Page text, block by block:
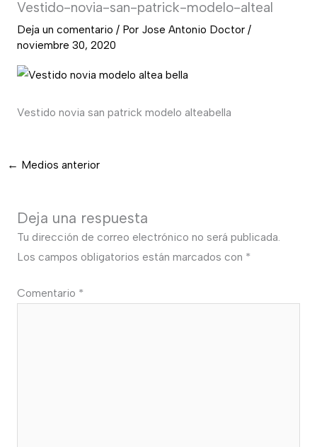
Vestido-novia-san-patrick-modelo-alteal
Deja un comentario / Por Jose Antonio Doctor /
noviembre 30, 2020
Vestido novia san patrick modelo alteabella
← Medios anterior
Deja una respuesta
Tu dirección de correo electrónico no será publicada.
Los campos obligatorios están marcados con *
Comentario *